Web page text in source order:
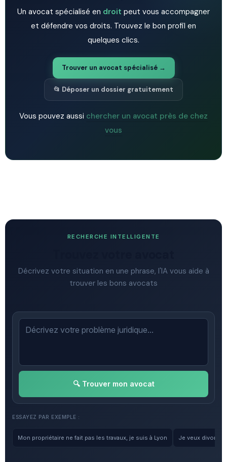
Un avocat spécialisé en droit peut vous accompagner
et défendre vos droits. Trouvez le bon profil en
quelques clics.
Trouver un avocat spécialisé →
📂 Déposer un dossier gratuitement
Vous pouvez aussi chercher un avocat près de chez
vous
RECHERCHE INTELLIGENTE
Décrivez votre situation en une phrase, l'IA vous aide à
trouver les bons avocats
🔍 Trouver mon avocat
ESSAYEZ PAR EXEMPLE :
Mon propriétaire ne fait pas les travaux, je suis à Lyon Je veux